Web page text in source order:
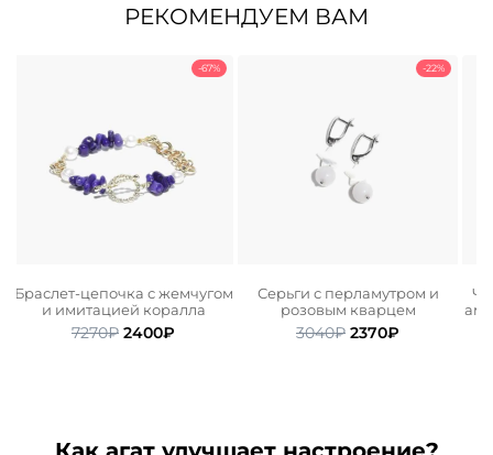
РЕКОМЕНДУЕМ ВАМ
-67%
Браслет-цепочка с жемчугом
и имитацией коралла
7270₽ Первоначальная
2400₽
-22%
Серьги с перламутром и
розовым кварцем
3040₽ Первоначальная
2370₽